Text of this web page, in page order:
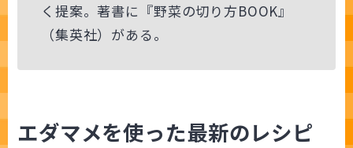
く提案。著書に『野菜の切り方BOOK』
（集英社）がある。
エダマメを使った最新のレシピ